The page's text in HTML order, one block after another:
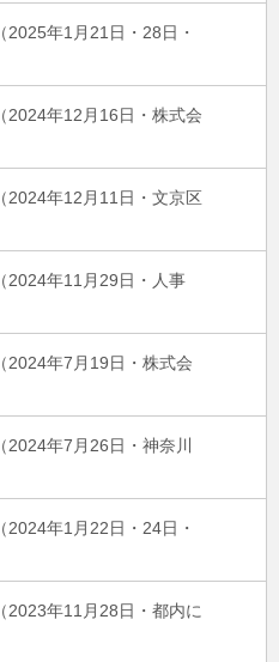
年1月21日・28日・
2024年12月16日・株式会
2024年12月11日・文京区
2024年11月29日・人事
2024年7月19日・株式会
年7月26日・神奈川
年1月22日・24日・
2023年11月28日・都内に